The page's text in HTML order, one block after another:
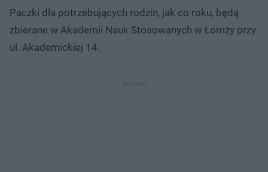
Paczki dla potrzebujących rodzin, jak co roku, będą
zbierane w Akademii Nauk Stosowanych w Łomży przy
ul. Akademickiej 14.